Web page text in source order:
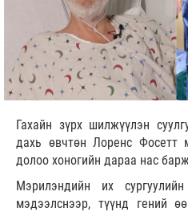
Гахайн зүрх шилжүүлэн
дахь өвчтөн Лоренс Фосетт
долоо хоногийн дараа нас
Мэрилэндийн их
мэдээлснээр, түүнд гений